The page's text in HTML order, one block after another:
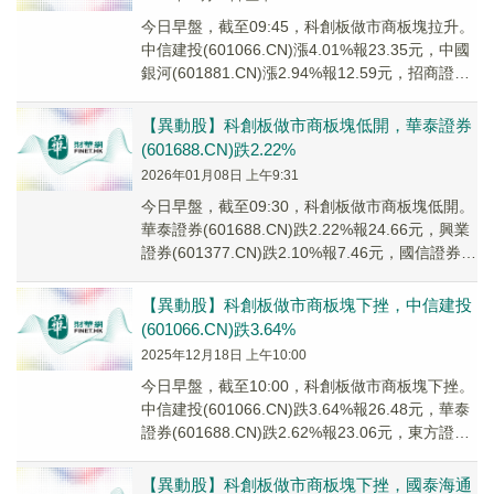
今日早盤，截至09:45，科創板做市商板塊拉升。
中信建投(601066.CN)漲4.01%報23.35元，中國
銀河(601881.CN)漲2.94%報12.59元，招商證券
【異動股】科創板做市商板塊低開，華泰證券
(601688.CN)跌2.22%
2026年01月08日 上午9:31
今日早盤，截至09:30，科創板做市商板塊低開。
華泰證券(601688.CN)跌2.22%報24.66元，興業
證券(601377.CN)跌2.10%報7.46元，國信證券
【異動股】科創板做市商板塊下挫，中信建投
(601066.CN)跌3.64%
2025年12月18日 上午10:00
今日早盤，截至10:00，科創板做市商板塊下挫。
中信建投(601066.CN)跌3.64%報26.48元，華泰
證券(601688.CN)跌2.62%報23.06元，東方證券
【異動股】科創板做市商板塊下挫，國泰海通